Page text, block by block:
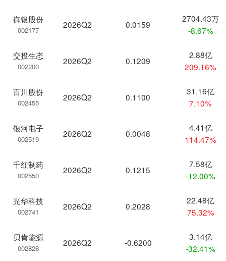
御银股份
002177
2026Q2
交投生态
002200
2026Q2
百川股份
002455
2026Q2
银河电子
002519
2026Q2
千红制药
002550
2026Q2
光华科技
002741
2026Q2
贝肯能源
002828
2026Q2
0.0159
2704.43万
-8.67%
0.1209
2.88亿
209.16%
0.1100
31.16亿
7.10%
0.0048
4.41亿
114.47%
0.1215
7.58亿
-12.00%
0.2028
22.48亿
75.32%
-0.6200
3.14亿
-32.41%